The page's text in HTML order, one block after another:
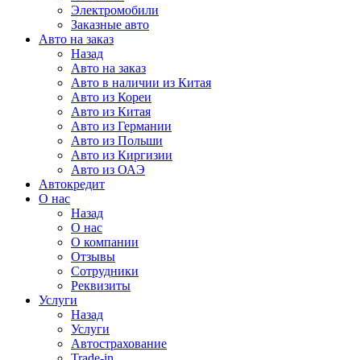
Электромобили
Заказные авто
Авто на заказ
Назад
Авто на заказ
Авто в наличии из Китая
Авто из Кореи
Авто из Китая
Авто из Германии
Авто из Польши
Авто из Киргизии
Авто из ОАЭ
Автокредит
О нас
Назад
О нас
О компании
Отзывы
Сотрудники
Реквизиты
Услуги
Назад
Услуги
Автострахование